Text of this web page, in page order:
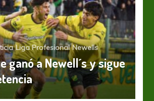
Liga Profesional Newells
ganó a Newell´s y sigue
Profesional
quiere seguir en lo
Liga Profesional